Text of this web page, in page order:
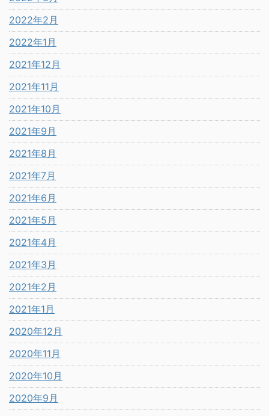
2022年2月
2022年1月
2021年12月
2021年11月
2021年10月
2021年9月
2021年8月
2021年7月
2021年6月
2021年5月
2021年4月
2021年3月
2021年2月
2021年1月
2020年12月
2020年11月
2020年10月
2020年9月